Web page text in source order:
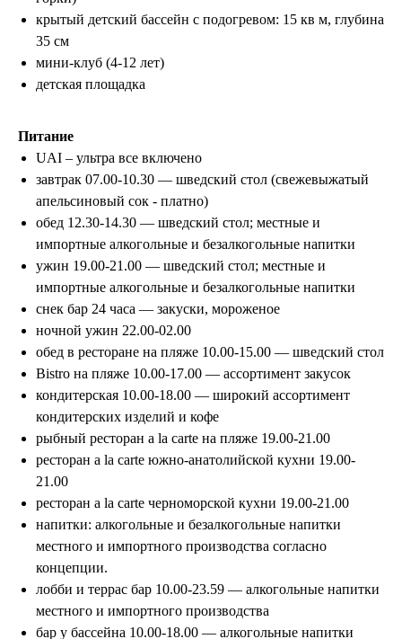
крытый детский бассейн с подогревом: 15 кв м, глубина
35 см
мини-клуб (4-12 лет)
детская площадка
Питание
UAI – ультра все включено
завтрак 07.00-10.30 — шведский стол (свежевыжатый
апельсиновый сок - платно)
обед 12.30-14.30 — шведский стол; местные и
импортные алкогольные и безалкогольные напитки
ужин 19.00-21.00 — шведский стол; местные и
импортные алкогольные и безалкогольные напитки
снек бар 24 часа — закуски, мороженое
ночной ужин 22.00-02.00
обед в ресторане на пляже 10.00-15.00 — шведский стол
Bistro на пляже 10.00-17.00 — ассортимент закусок
кондитерская 10.00-18.00 — широкий ассортимент
кондитерских изделий и кофе
рыбный ресторан a la carte на пляже 19.00-21.00
ресторан a la carte южно-анатолийской кухни 19.00-
21.00
ресторан a la carte черноморской кухни 19.00-21.00
напитки: алкогольные и безалкогольные напитки
местного и импортного производства согласно
концепции.
лобби и террас бар 10.00-23.59 — алкогольные напитки
местного и импортного производства
бар у бассейна 10.00-18.00 — алкогольные напитки
+7 (495) 032-15-95
г. Москва, ул. Садовая-Самотечная, 13
стр. 1 оф. 312
+7 (3822) 734-204
ООО «ЛетайОтдыхай»
ИНН 7000019484 ОГРН